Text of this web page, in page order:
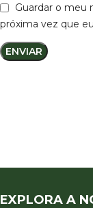
Guardar o meu
próxima vez que
EXPLORA A